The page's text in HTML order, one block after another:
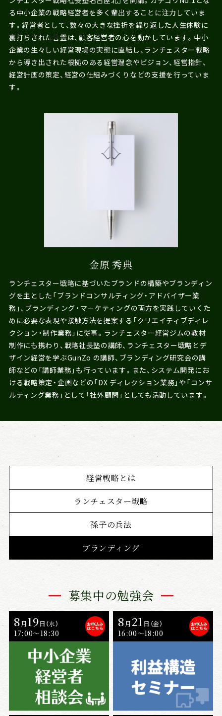
る中小企業の戦略経営者を多く輩出することに注力していま
す。経営者として、数々の大きな挫折を繰り返した人生体験に
裏打ちされた言霊は、顧客経営者の心を動かしています。中小
企業の生々しい経営現場の実態に直結し、ランチェスター戦略
から導き出された根拠のある経営理念やビジョン、経営指針、
経営計画の策定、経営の仕組みづくりなどの支援を行っていま
す。
金原 秀典
ランチェスター戦略に基づいたブランドの構築やブランディン
グを主とした「ブランドコンサルティング・アドバイザー業
務」、ブランディング・マーケティングの両方を実践していくた
めに必要な表現や接触方法を提案する「クリエイティブディレ
クション・制作業務」に従事。ランチェスター経営ジムの教材
制作にも携わり、戦略社長塾の講師、ランチェスター戦略とデ
ザイン経営を学ぶGunZo の講師、ブランディング研究会の講
師などの「講師業務」も行っています。また、システム開発にお
ける戦略策定・企画などの「DX ディレクション業務」や「コンサ
ルティング業務」として「社外顧問」としても活動しています。
経営戦略とは
ランチェスター戦略
孫子の兵法
ブランディング
募集中の勉強会
8月19日 （水）
17:00〜18:30
8月 21 日 （金）
16:00〜18:00